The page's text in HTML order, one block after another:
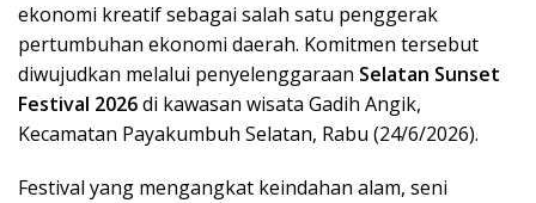
ekonomi kreatif sebagai salah satu penggerak
pertumbuhan ekonomi daerah. Komitmen tersebut
diwujudkan melalui penyelenggaraan Selatan Sunset
Festival 2026di kawasan wisata Gadih Angik,
Kecamatan Payakumbuh Selatan, Rabu (24/6/2026).
Festival yang mengangkat keindahan alam, seni